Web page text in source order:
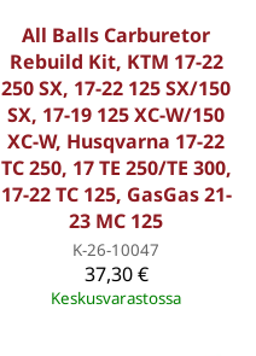
All Balls Carburetor
Rebuild Kit, KTM 17-22
250 SX, 17-22 125 SX/150
SX, 17-19 125 XC-W/150
XC-W, Husqvarna 17-22
TC 250, 17 TE 250/TE 300,
17-22 TC 125, GasGas 21-
23 MC 125
K-26-10047
37,30 €
Keskusvarastossa